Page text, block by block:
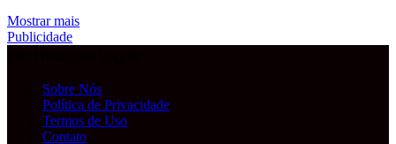
Mostrar mais
Publicidade
Sobre Nós
Política de Privacidade
Termos de Uso
Contato